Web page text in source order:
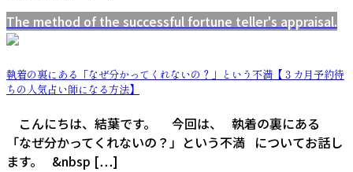
The method of the successful fortune teller's appraisal.
執着の裏にある「なぜ分かってくれないの？」という不満【３カ月予約待
ちの人気占い師になる方法】
こんにちは、結葉です。 今回は、 執着の裏にある
「なぜ分かってくれないの？」という不満 についてお話し
ます。 &nbsp […]